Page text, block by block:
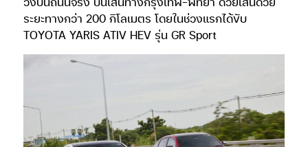
ระยะทางกว่า 200 กิโลเมตร โดยในช่วงแรกได้ขับ
TOYOTA YARIS ATIV HEV รุ่น GR Sport